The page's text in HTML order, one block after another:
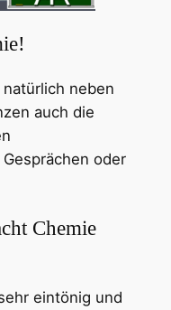
neben
auch die
oder
Chemie
eintönig und